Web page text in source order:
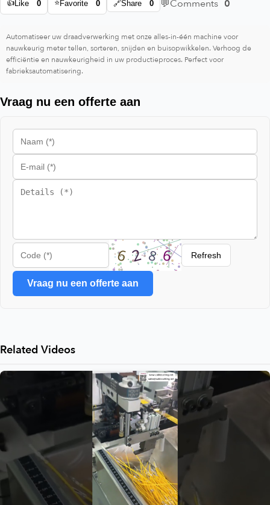
👍Like 0 ⭐Favorite 0 🔗Share 0 💬Comments 0
Automatiseer uw draadverwerking met onze alles-in-één machine voor
nauwkeurig meter tellen, sorteren, snijden en buisopwikkelen. Verhoog de
efficiëntie en nauwkeurigheid in uw productieproces. Perfect voor
fabrieksautomatisering.
Vraag nu een offerte aan
Refresh
Vraag nu een offerte aan
Related Videos